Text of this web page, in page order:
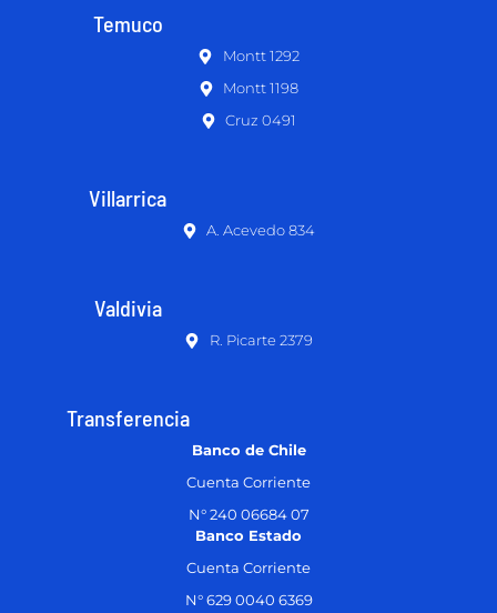
Temuco
Montt 1292
Montt 1198
Cruz 0491
Villarrica
A. Acevedo 834
Valdivia
R. Picarte 2379
Transferencia
Banco de Chile
Cuenta Corriente
N° 240 06684 07
Banco Estado
Cuenta Corriente
N° 629 0040 6369